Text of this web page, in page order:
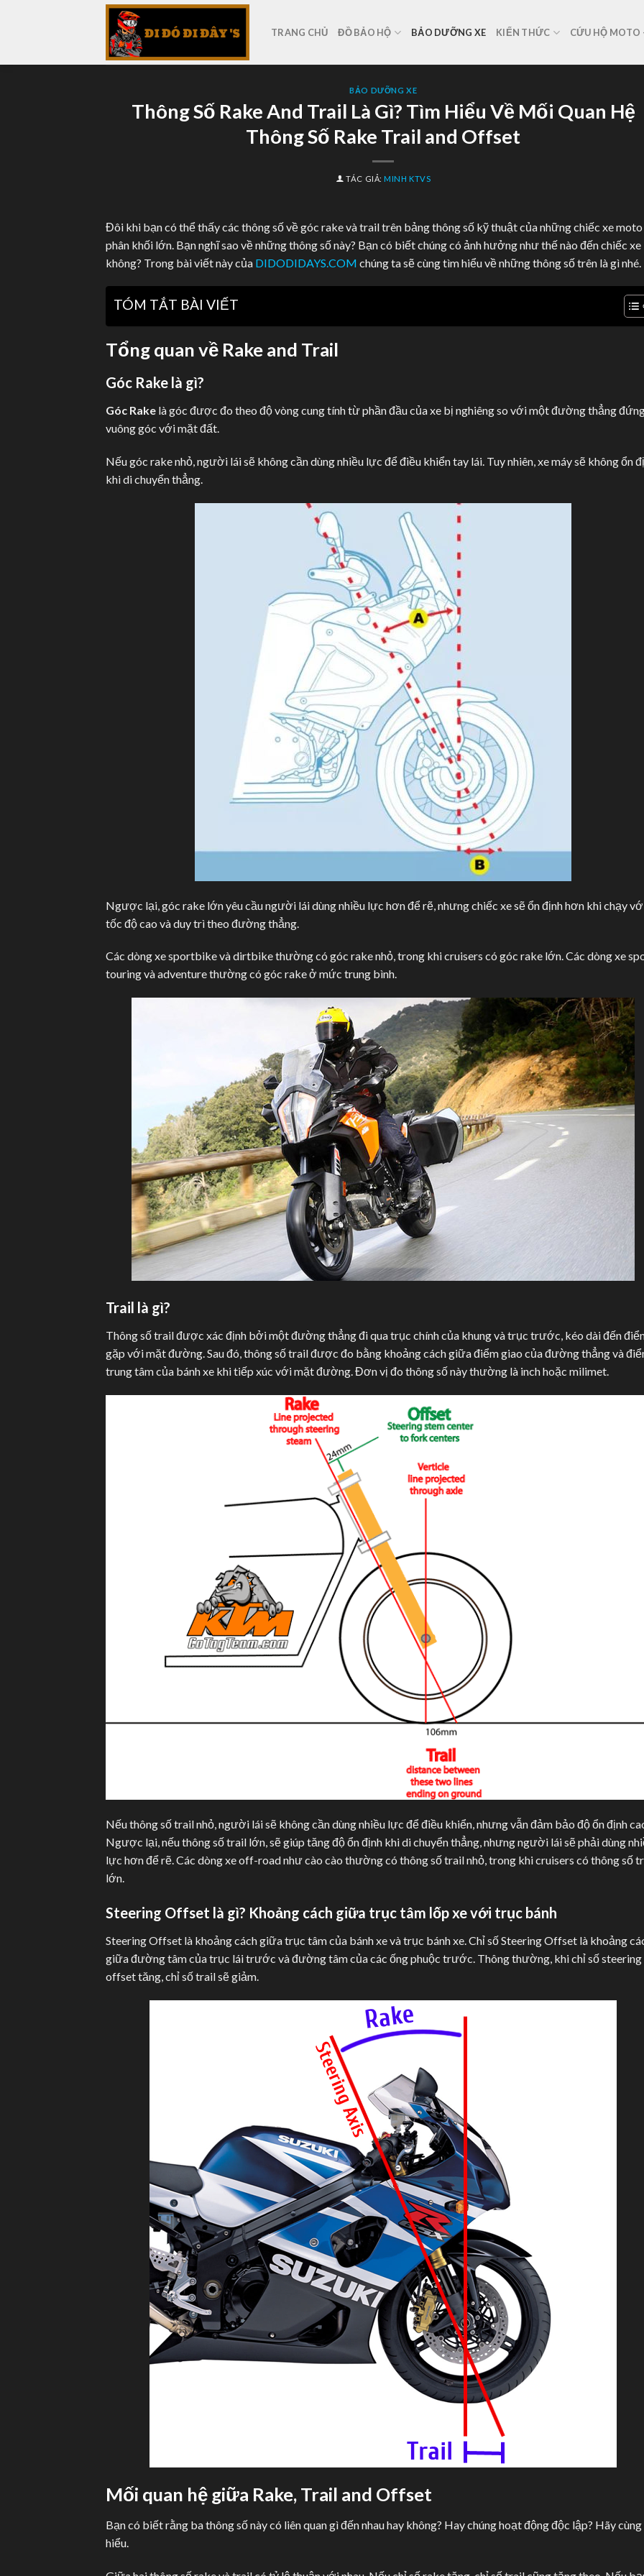
TRANG CHỦ ĐỒ BẢO HỘ BẢO DƯỠNG XE KIẾN THỨC CỨU HỘ MOTO
BẢO DƯỠNG XE
Thông Số Rake And Trail Là Gì? Tìm Hiểu Về Mối Quan Hệ
Thông Số Rake Trail and Offset
TÁC GIẢ:MINH KTVS
Đôi khi bạn có thể thấy các thông số về góc rake và trail trên bảng thông số kỹ thuật của những chiếc xe moto
phân khối lớn. Bạn nghĩ sao về những thông số này? Bạn có biết chúng có ảnh hưởng như thế nào đến chiếc xe
không? Trong bài viết này của DIDODIDAYS.COM chúng ta sẽ cùng tìm hiểu về những thông số trên là gì nhé.
TÓM TẮT BÀI VIẾT
Tổng quan về Rake and Trail
Góc Rake là gì?
Góc Rake là góc được đo theo độ vòng cung tính từ phần đầu của xe bị nghiêng so với một đường thẳng
vuông góc với mặt đất.
Nếu góc rake nhỏ, người lái sẽ không cần dùng nhiều lực để điều khiển tay lái. Tuy nhiên, xe máy sẽ không ổn
khi di chuyển thẳng.
Ngược lại, góc rake lớn yêu cầu người lái dùng nhiều lực hơn để rẽ, nhưng chiếc xe sẽ ổn định hơn khi chạy
tốc độ cao và duy trì theo đường thẳng.
Các dòng xe sportbike và dirtbike thường có góc rake nhỏ, trong khi cruisers có góc rake lớn. Các dòng xe
touring và adventure thường có góc rake ở mức trung bình.
Trail là gì?
Thông số trail được xác định bởi một đường thẳng đi qua trục chính của khung và trục trước, kéo dài đến
gặp với mặt đường. Sau đó, thông số trail được đo bằng khoảng cách giữa điểm giao của đường thẳng và
trung tâm của bánh xe khi tiếp xúc với mặt đường. Đơn vị đo thông số này thường là inch hoặc milimet.
Nếu thông số trail nhỏ, người lái sẽ không cần dùng nhiều lực để điều khiển, nhưng vẫn đảm bảo độ ổn định
Ngược lại, nếu thông số trail lớn, sẽ giúp tăng độ ổn định khi di chuyển thẳng, nhưng người lái sẽ phải dùng
lực hơn để rẽ. Các dòng xe off-road như cào cào thường có thông số trail nhỏ, trong khi cruisers có thông số
lớn.
Steering Offset là gì? Khoảng cách giữa trục tâm lốp xe với trục bánh
Steering Offset là khoảng cách giữa trục tâm của bánh xe và trục bánh xe. Chỉ số Steering Offset là khoảng
giữa đường tâm của trục lái trước và đường tâm của các ống phuộc trước. Thông thường, khi chỉ số steering
offset tăng, chỉ số trail sẽ giảm.
Mối quan hệ giữa Rake, Trail and Offset
Bạn có biết rằng ba thông số này có liên quan gì đến nhau hay không? Hay chúng hoạt động độc lập? Hãy
hiểu.